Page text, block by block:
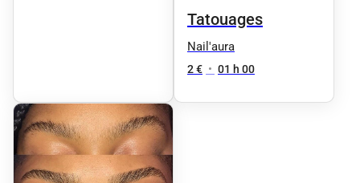
Tatouages
Nail'aura
2 € • 01 h 00